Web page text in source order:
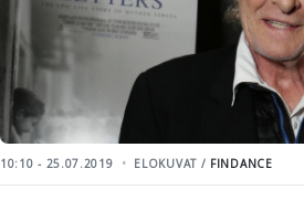
10:10 - 25.07.2019 ELOKUVAT / FINDANCE